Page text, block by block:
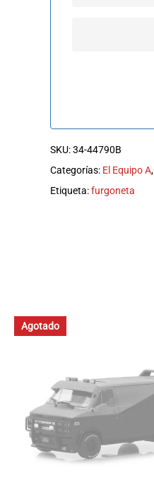
SKU:34-44790B
Categorías: El Equipo A,
Etiqueta:furgoneta
Agotado